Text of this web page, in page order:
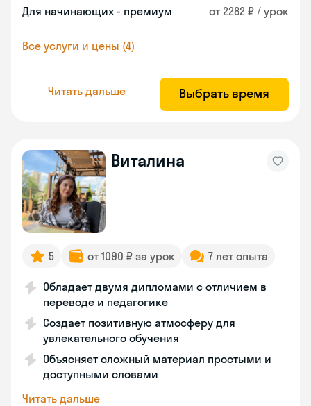
Для начинающих - премиум от 2282 ₽ / урок
Все услуги и цены (4)
Читать дальше Выбрать время
Виталина
5 от 1090 ₽ за урок 7 лет опыта
Обладает двумя дипломами с отличием в
переводе и педагогике
Создает позитивную атмосферу для
увлекательного обучения
Объясняет сложный материал простыми и
доступными словами
Читать дальше